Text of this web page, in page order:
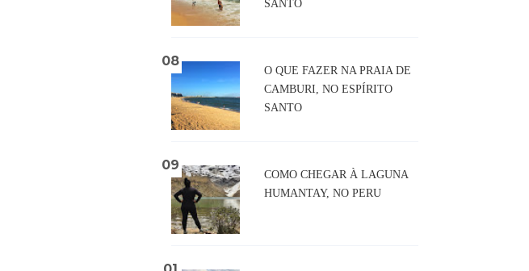
SANTO
O QUE FAZER NA PRAIA DE
CAMBURI, NO ESPÍRITO
SANTO
COMO CHEGAR À LAGUNA
HUMANTAY, NO PERU